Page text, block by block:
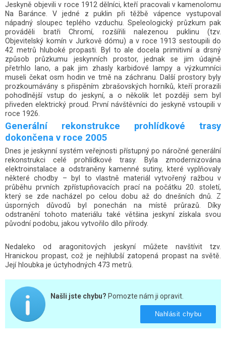
Jeskyně objevili v roce 1912 dělníci, kteří pracovali v kamenolomu
Na Baránce. V jedné z puklin při těžbě vápence vystupoval
nápadný sloupec teplého vzduchu. Speleologický průzkum pak
prováděli bratři Chromí, rozšířili nalezenou puklinu (tzv.
Objevitelský komín v Jurkově dómu) a v roce 1913 sestoupili do
42 metrů hluboké propasti. Byl to ale docela primitivní a drsný
způsob průzkumu jeskynních prostor, jednak se jim údajně
přetrhlo lano, a pak jim zhasly karbidové lampy a výzkumníci
museli čekat osm hodin ve tmě na záchranu. Další prostory byly
prozkoumávány s přispěním zbrašovských horníků, kteří prorazili
pohodlnější vstup do jeskyní, a o několik let později sem byl
přiveden elektrický proud. První návštěvníci do jeskyně vstoupili v
roce 1926.
Generální rekonstrukce prohlídkové trasy
dokončena v roce 2005
Dnes je jeskynní systém veřejnosti přístupný po náročné generální
rekonstrukci celé prohlídkové trasy. Byla zmodernizována
elektroinstalace a odstraněny kamenné sutiny, které vyplňovaly
některé chodby – byl to vlastně materiál vytvořený ražbou v
průběhu prvních zpřístupňovacích prací na počátku 20. století,
který se zde nacházel po celou dobu až do dnešních dnů. Z
úsporných důvodů byl ponechán na místě průrazů. Díky
odstranění tohoto materiálu také většina jeskyní získala svou
původní podobu, jakou vytvořilo dílo přírody.
Nedaleko od aragonitových jeskyní můžete navštívit tzv.
Hranickou propast, což je nejhlubší zatopená propast na světě.
Její hloubka je úctyhodných 473 metrů.
Našli jste chybu? Pomozte nám ji opravit.
Nahlásit chybu